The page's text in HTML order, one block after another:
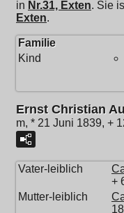
in Nr.31, Exten. Sie
Exten.
Familie
Kind
Ernst Christian
m, * 21 Juni 1839, +
Vater-leiblich
+
Mutter-leiblich